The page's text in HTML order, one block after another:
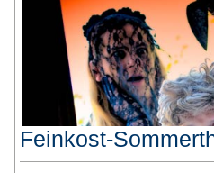
Feinkost-